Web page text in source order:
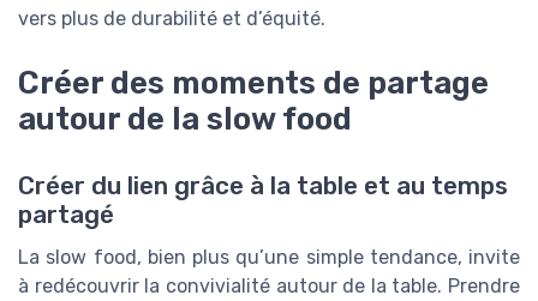
vers plus de durabilité et d’équité.
Créer des moments de partage
autour de la slow food
Créer du lien grâce à la table et au temps
partagé
La slow food, bien plus qu’une simple tendance, invite
à redécouvrir la convivialité autour de la table. Prendre